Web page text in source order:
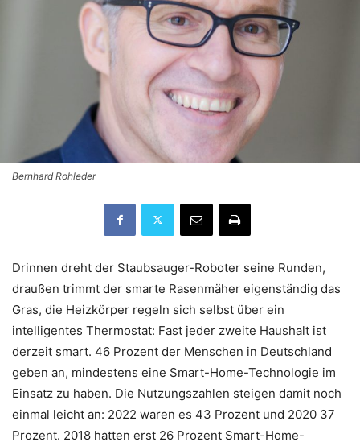
Bernhard Rohleder
Drinnen dreht der Staubsauger-Roboter seine Runden,
draußen trimmt der smarte Rasenmäher eigenständig das
Gras, die Heizkörper regeln sich selbst über ein
intelligentes Thermostat: Fast jeder zweite Haushalt ist
derzeit smart. 46 Prozent der Menschen in Deutschland
geben an, mindestens eine Smart-Home-Technologie im
Einsatz zu haben. Die Nutzungszahlen steigen damit noch
einmal leicht an: 2022 waren es 43 Prozent und 2020 37
Prozent. 2018 hatten erst 26 Prozent Smart-Home-